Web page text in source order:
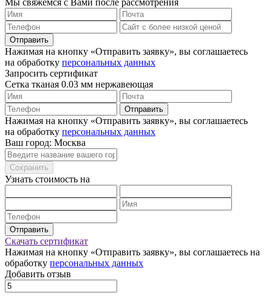
Мы свяжемся с Вами после рассмотрения
Отправить
Нажимая на кнопку «Отправить заявку», вы соглашаетесь
на обработку персональных данных
Запросить сертификат
Сетка тканая 0.03 мм нержавеющая
Отправить
Нажимая на кнопку «Отправить заявку», вы соглашаетесь
на обработку персональных данных
Ваш город: Москва
Сохранить
Узнать стоимость на
Отправить
Скачать сертификат
Нажимая на кнопку «Отправить заявку», вы соглашаетесь на
обработку персональных данных
Добавить отзыв